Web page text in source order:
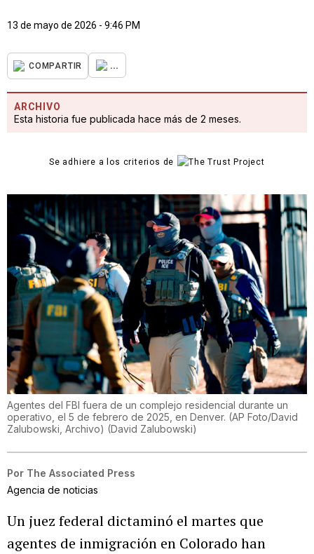
13 de mayo de 2026 - 9:46 PM
COMPARTIR ...
ARCHIVO
Esta historia fue publicada hace más de 2 meses.
Se adhiere a los criterios de
Agentes del FBI fuera de un complejo residencial durante un
operativo, el 5 de febrero de 2025, en Denver. (AP Foto/David
Zalubowski, Archivo) (David Zalubowski)
Por The Associated Press
Agencia de noticias
Un juez federal dictaminó el martes que
agentes de inmigración en Colorado han